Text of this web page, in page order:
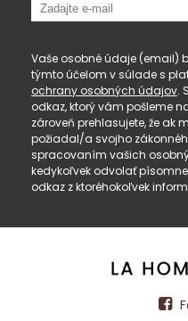
Vaše osobné údaje (email)
týmto účelom v súlade s
ochrany osobných údajov.
odkaz, ktorý vám pošleme
zároveň prehlasujete, že ak
požiadal/a svojho
spracovaním vašich
kedykoľvek odvolať
odkaz z ktoréhokoľvek